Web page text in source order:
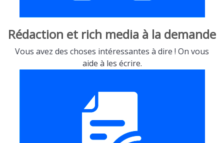
Rédaction et rich media à la demande
Vous avez des choses intéressantes à dire ! On vous
aide à les écrire.